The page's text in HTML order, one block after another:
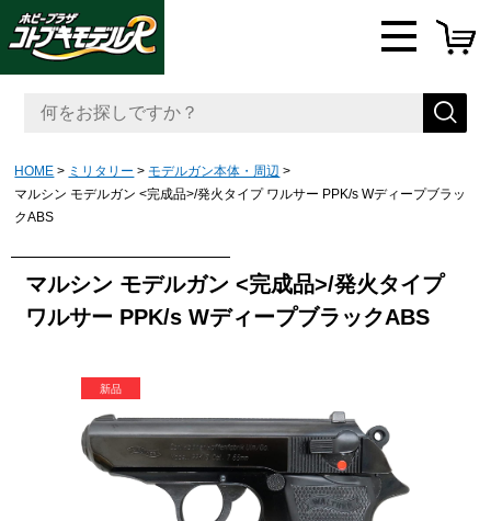
HOME ミリタリー
モデルガン本体・周辺
マルシン モデルガン <完成品>/発火タイプ ワルサー PPK/s Wディープブラッ
クABS
マルシン モデルガン <完成品>/発火タイプ
ワルサー PPK/s WディープブラックABS